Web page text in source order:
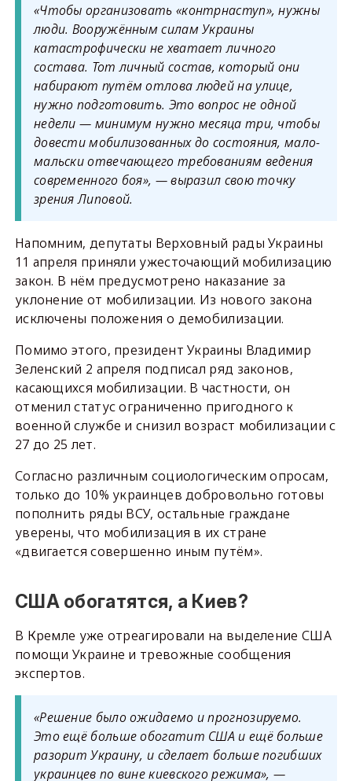
«Чтобы организовать «контрнаступ», нужны
люди. Вооружённым силам Украины
катастрофически не хватает личного
состава. Тот личный состав, который они
набирают путём отлова людей на улице,
нужно подготовить. Это вопрос не одной
недели — минимум нужно месяца три, чтобы
довести мобилизованных до состояния, мало-
мальски отвечающего требованиям ведения
современного боя», — выразил свою точку
зрения Липовой.
Напомним, депутаты Верховный рады Украины
11 апреля приняли ужесточающий мобилизацию
закон. В нём предусмотрено наказание за
уклонение от мобилизации. Из нового закона
исключены положения о демобилизации.
Помимо этого, президент Украины Владимир
Зеленский 2 апреля подписал ряд законов,
касающихся мобилизации. В частности, он
отменил статус ограниченно пригодного к
военной службе и снизил возраст мобилизации с
27 до 25 лет.
Согласно различным социологическим опросам,
только до 10% украинцев добровольно готовы
пополнить ряды ВСУ, остальные граждане
уверены, что мобилизация в их стране
«двигается совершенно иным путём».
США обогатятся, а Киев?
В Кремле уже отреагировали на выделение США
помощи Украине и тревожные сообщения
экспертов.
«Решение было ожидаемо и прогнозируемо.
Это ещё больше обогатит США и ещё больше
разорит Украину, и сделает больше погибших
украинцев по вине киевского режима», —